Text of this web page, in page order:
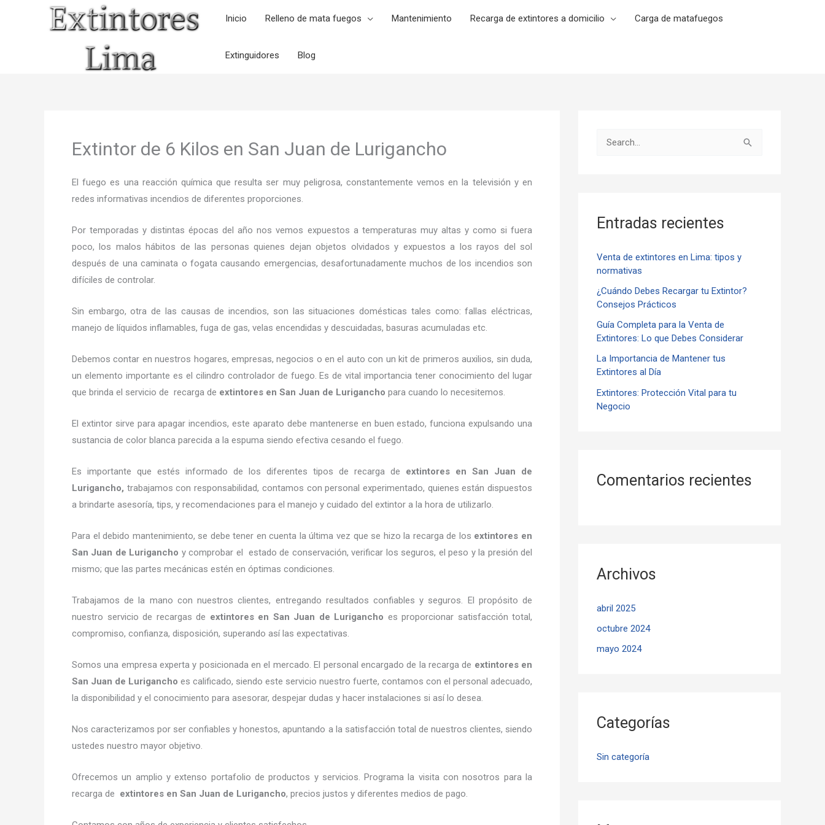
Inicio Relleno de mata fuegos Mantenimiento Recarga de extintores a domicilio Carga de matafuegos
Extinguidores Blog
Extintor de 6 Kilos en San Juan de Lurigancho
El fuego es una reacción química que resulta ser muy peligrosa, constantemente vemos en la televisión y en
redes informativas incendios de diferentes proporciones.
Por temporadas y distintas épocas del año nos vemos expuestos a temperaturas muy altas y como si fuera
poco, los malos hábitos de las personas quienes dejan objetos olvidados y expuestos a los rayos del sol
después de una caminata o fogata causando emergencias, desafortunadamente muchos de los incendios son
difíciles de controlar.
Sin embargo, otra de las causas de incendios, son las situaciones domésticas tales como: fallas eléctricas,
manejo de líquidos inflamables, fuga de gas, velas encendidas y descuidadas, basuras acumuladas etc.
Debemos contar en nuestros hogares, empresas, negocios o en el auto con un kit de primeros auxilios, sin duda,
un elemento importante es el cilindro controlador de fuego. Es de vital importancia tener conocimiento del lugar
que brinda el servicio de recarga de extintores en San Juan de Lurigancho para cuando lo necesitemos.
El extintor sirve para apagar incendios, este aparato debe mantenerse en buen estado, funciona expulsando una
sustancia de color blanca parecida a la espuma siendo efectiva cesando el fuego.
Es importante que estés informado de los diferentes tipos de recarga de extintores en San Juan de
Lurigancho, trabajamos con responsabilidad, contamos con personal experimentado, quienes están dispuestos
a brindarte asesoría, tips, y recomendaciones para el manejo y cuidado del extintor a la hora de utilizarlo.
Para el debido mantenimiento, se debe tener en cuenta la última vez que se hizo la recarga de los extintores en
San Juan de Lurigancho y comprobar el estado de conservación, verificar los seguros, el peso y la presión del
mismo; que las partes mecánicas estén en óptimas condiciones.
Trabajamos de la mano con nuestros clientes, entregando resultados confiables y seguros. El propósito de
nuestro servicio de recargas de extintoresen San Juan de Lurigancho es proporcionar satisfacción total,
compromiso, confianza, disposición, superando así las expectativas.
Somos una empresa experta y posicionada en el mercado. El personal encargado de la recarga de extintoresen
San Juan de Lurigancho es calificado, siendo este servicio nuestro fuerte, contamos con el personal adecuado,
la disponibilidad y el conocimiento para asesorar, despejar dudas y hacer instalaciones si así lo desea.
Nos caracterizamos por ser confiables y honestos, apuntando a la satisfacción total de nuestros clientes, siendo
ustedes nuestro mayor objetivo.
Ofrecemos un amplio y extenso portafolio de productos y servicios. Programa la visita con nosotros para la
recarga de extintores en San Juan de Lurigancho, precios justos y diferentes medios de pago.
a
p
o
r
Entradas recientes
Venta de extintores en Lima: tipos y
normativas
¿Cuándo Debes Recargar tu Extintor?
Consejos Prácticos
Guía Completa para la Venta de
Extintores: Lo que Debes Considerar
La Importancia de Mantener tus
Extintores al Día
Extintores: Protección Vital para tu
Negocio
Comentarios recientes
Archivos
abril 2025
octubre 2024
mayo 2024
Categorías
Sin categoría